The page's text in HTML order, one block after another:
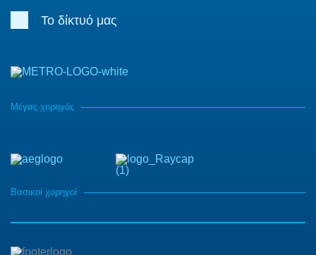
Το δίκτυό μας
Μέγας χορηγός
Βασικοί χορηγοί